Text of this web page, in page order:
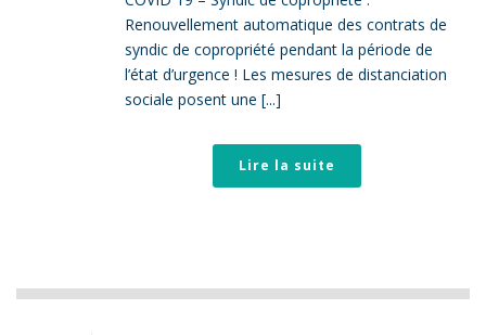
Renouvellement automatique des contrats de
syndic de copropriété pendant la période de
l’état d’urgence ! Les mesures de distanciation
sociale posent une [...]
Lire la suite